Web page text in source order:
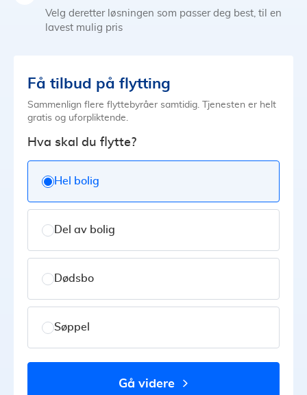
Velg deretter løsningen som passer deg best, til en
lavest mulig pris
Få tilbud på flytting
Sammenlign flere flyttebyråer samtidig. Tjenesten er helt
gratis og uforpliktende.
Hva skal du flytte?
Hel bolig
Del av bolig
Dødsbo
Søppel
gå videre